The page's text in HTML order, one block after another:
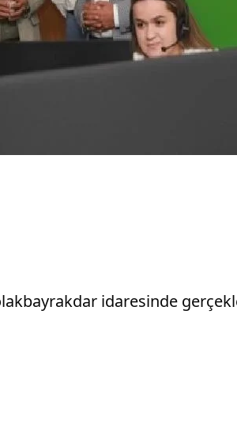
idaresinde